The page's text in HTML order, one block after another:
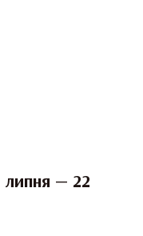
— 22